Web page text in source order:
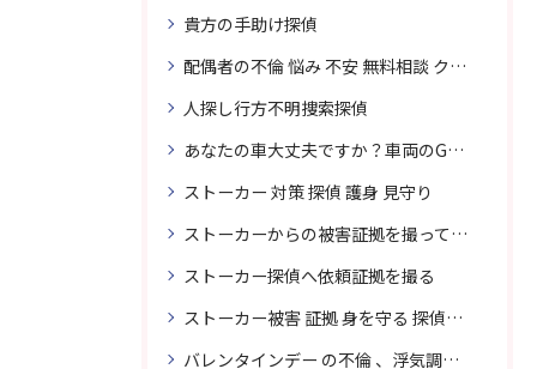
貴方の手助け探偵
配偶者の不倫 悩み 不安 無料相談 クリスタル探偵事務所
人探し行方不明捜索探偵
あなたの車大丈夫ですか？車両のGPS捜索なら滋賀クリスタル探偵事務所
ストーカー 対策 探偵 護身 見守り
ストーカーからの被害証拠を撮って貴女を護ります
ストーカー探偵へ依頼証拠を撮る
ストーカー被害 証拠 身を守る 探偵に頼む
バレンタインデー の不倫 、浮気調査に強い探偵